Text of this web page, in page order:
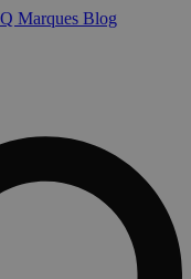
Marques Blog